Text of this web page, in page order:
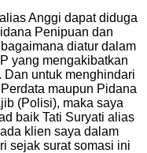
Anggi dapat diduga
Penipuan dan
diatur dalam
yang mengakibatkan
untuk menghindari
maupun Pidana
(Polisi), maka saya
baik Tati Suryati alias
klien saya dalam
sejak surat somasi ini